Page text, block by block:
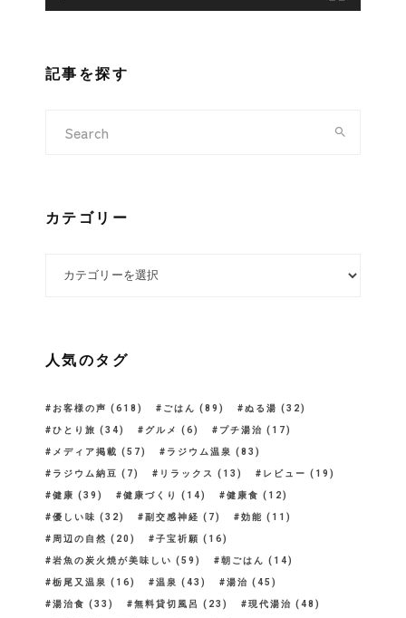
記事を探す
カテゴリー
人気のタグ
お客様の声 (618) ごはん (89) ぬる湯 (32)
ひとり旅 (34) グルメ (6) プチ湯治 (17)
メディア掲載 (57) ラジウム温泉 (83)
ラジウム納豆 (7) リラックス (13) レビュー (19)
健康 (39) 健康づくり (14) 健康食 (12)
優しい味 (32) 副交感神経 (7) 効能 (11)
周辺の自然 (20) 子宝祈願 (16)
岩魚の炭火焼が美味しい (59) 朝ごはん (14)
栃尾又温泉 (16) 温泉 (43) 湯治 (45)
湯治食 (33) 無料貸切風呂 (23) 現代湯治 (48)